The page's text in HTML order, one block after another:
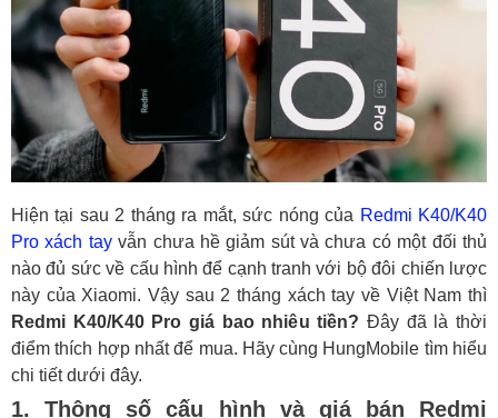
Hiện tại sau 2 tháng ra mắt, sức nóng của Redmi K40/K40
Pro xách tayvẫn chưa hề giảm sút và chưa có một đối thủ
nào đủ sức về cấu hình để cạnh tranh với bộ đôi chiến lược
này của Xiaomi. Vậy sau 2 tháng xách tay về Việt Nam thì
Redmi K40/K40 Pro giá bao nhiêu tiền? Đây đã là thời
điểm thích hợp nhất để mua. Hãy cùng HungMobile tìm hiểu
chi tiết dưới đây.
1. Thông số cấu hình và giá bán Redmi